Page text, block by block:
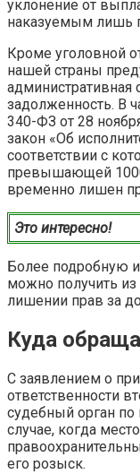
уклонение от
наказуемым лишь
Кроме уголовной
нашей страны
административная
задолженность. В
340-ФЗ от 28
закон «Об
соответствии с
превышающей
временно лишен
Это интересно!
Более подробную
можно получить из
лишении прав за
Куда
С заявлением о
ответственности
судебный орган
случае, когда
его розыск.